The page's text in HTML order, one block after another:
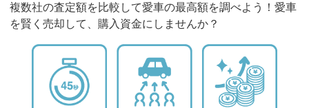
複数社の査定額を比較して愛車の最高額を調べよう！愛車
を賢く売却して、購入資金にしませんか？